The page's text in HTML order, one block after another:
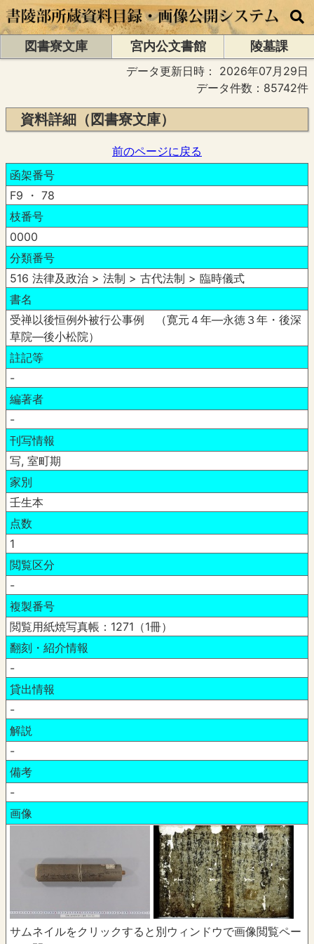
図書寮文庫 宮内公文書館
陵墓課
データ更新日時： 2026年07月29日
データ件数：85742件
資料詳細（図書寮文庫）
前のページに戻る
函架番号
F9 ・ 78
枝番号
0000
分類番号
516 法律及政治 > 法制 > 古代法制 > 臨時儀式
書名
受禅以後恒例外被行公事例 （寛元４年―永徳３年・後深
草院―後小松院）
註記等
-
編著者
-
刊写情報
写, 室町期
家別
壬生本
点数
1
閲覧区分
-
複製番号
閲覧用紙焼写真帳：1271（1冊）
翻刻・紹介情報
-
貸出情報
-
解説
-
備考
-
画像
サムネイルをクリックすると別ウィンドウで画像閲覧ペー